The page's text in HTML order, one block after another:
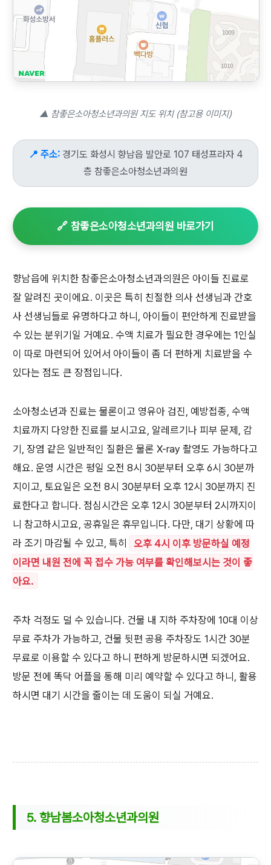
▲ 참좋은소아청소년과의원 지도 위치 (참고용 이미지)
📍 주소: 경기도 화성시 향남읍 발안로 107 태성프라자 4
층 참좋은소아청소년과의원
🔗 참좋은소아청소년과의원 바로가기
향남읍에 위치한 참좋은소아청소년과의원은 아이들 진료로
잘 알려진 곳이에요. 이곳은 특히 친절한 의사 선생님과 간호
사 선생님들로 유명하다고 하니, 아이들이 편안하게 진료받을
수 있는 분위기일 거예요. 수액 치료가 필요한 경우에는 1인실
이 따로 마련되어 있어서 아이들이 좀 더 편하게 치료받을 수
있다는 점도 큰 장점입니다.
소아청소년과 진료는 물론이고 영유아 검진, 예방접종, 수액
치료까지 다양한 진료를 보시고요, 알레르기나 피부 문제, 감
기, 장염 같은 일반적인 질환은 물론 X-ray 촬영도 가능하다고
해요. 운영 시간은 평일 오전 8시 30분부터 오후 6시 30분까
지이고, 토요일은 오전 8시 30분부터 오후 12시 30분까지 진
료한다고 합니다. 점심시간은 오후 12시 30분부터 2시까지이
니 참고하시고요, 공휴일은 휴무입니다. 다만, 대기 상황에 따
라 조기 마감될 수 있고, 특히
오후 4시 이후 방문하실 예정
이라면 내원 전에 꼭 접수 가능 여부를 확인해보시는 것이 좋
아요.
주차 걱정도 덜 수 있습니다. 건물 내 지하 주차장에 10대 이상
무료 주차가 가능하고, 건물 뒷편 공용 주차장도 1시간 30분
무료로 이용할 수 있다고 하니 편하게 방문하시면 되겠어요.
방문 전에 똑닥 어플을 통해 미리 예약할 수 있다고 하니, 활용
하시면 대기 시간을 줄이는 데 도움이 되실 거예요.
5. 향남봄소아청소년과의원